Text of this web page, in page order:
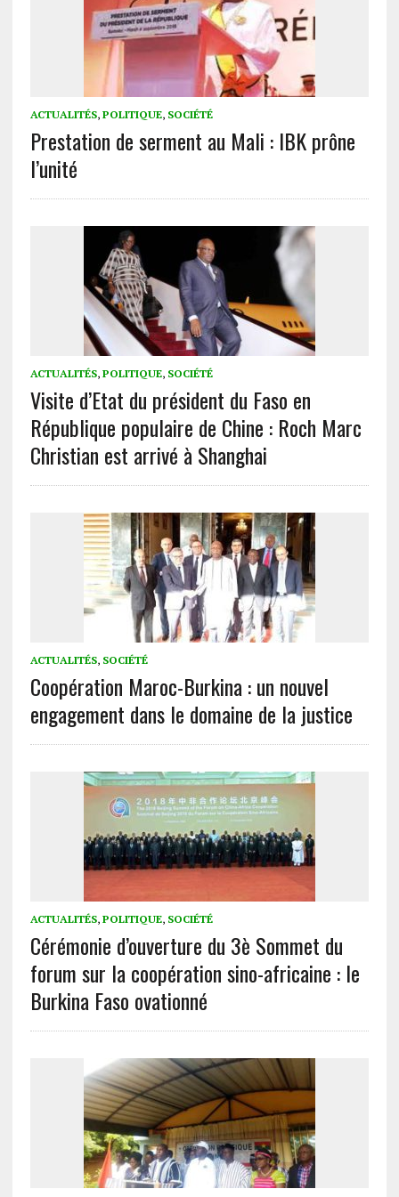
ACTUALITÉS, POLITIQUE, SOCIÉTÉ
Prestation de serment au Mali : IBK prône
l’unité
ACTUALITÉS, POLITIQUE, SOCIÉTÉ
Visite d’Etat du président du Faso en
République populaire de Chine : Roch Marc
Christian est arrivé à Shanghai
ACTUALITÉS, SOCIÉTÉ
Coopération Maroc-Burkina : un nouvel
engagement dans le domaine de la justice
ACTUALITÉS, POLITIQUE, SOCIÉTÉ
Cérémonie d’ouverture du 3è Sommet du
forum sur la coopération sino-africaine : le
Burkina Faso ovationné